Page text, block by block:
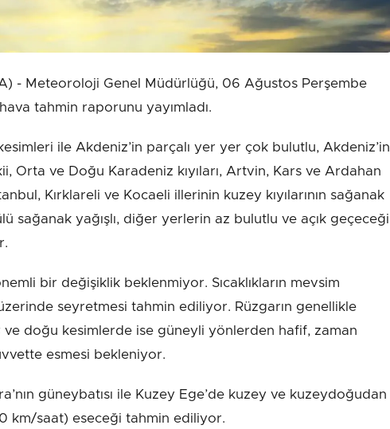
- Meteoroloji Genel Müdürlüğü, 06 Ağustos Perşembe
tahmin raporunu yayımladı.
ile Akdeniz’in parçalı yer yer çok bulutlu, Akdeniz’in
Orta ve Doğu Karadeniz kıyıları, Artvin, Kars ve Ardahan
Kırklareli ve Kocaeli illerinin kuzey kıyılarının sağanak
sağanak yağışlı, diğer yerlerin az bulutlu ve açık geçeceği
bir değişiklik beklenmiyor. Sıcaklıkların mevsim
seyretmesi tahmin ediliyor. Rüzgarın genellikle
ve doğu kesimlerde ise güneyli yönlerden hafif, zaman
esmesi bekleniyor.
güneybatısı ile Kuzey Ege’de kuzey ve kuzeydoğudan
km/saat) eseceği tahmin ediliyor.